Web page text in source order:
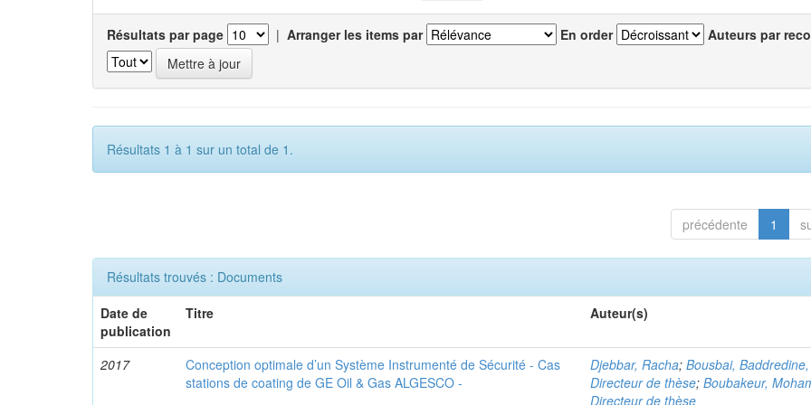
Résultats par page | Arranger les items par En order Auteurs par
Résultats 1 à 1 sur un total de 1.
précédente 1
Résultats trouvés : Documents
Date de
publication
Titre Auteur(s)
2017
Conception optimale d’un Système Instrumenté de Sécurité - Cas
stations de coating de GE Oil & Gas ALGESCO -
Djebbar, Racha;Bousbai, Baddredine,
Directeur de thèse;Boubakeur,
Directeur de thèse